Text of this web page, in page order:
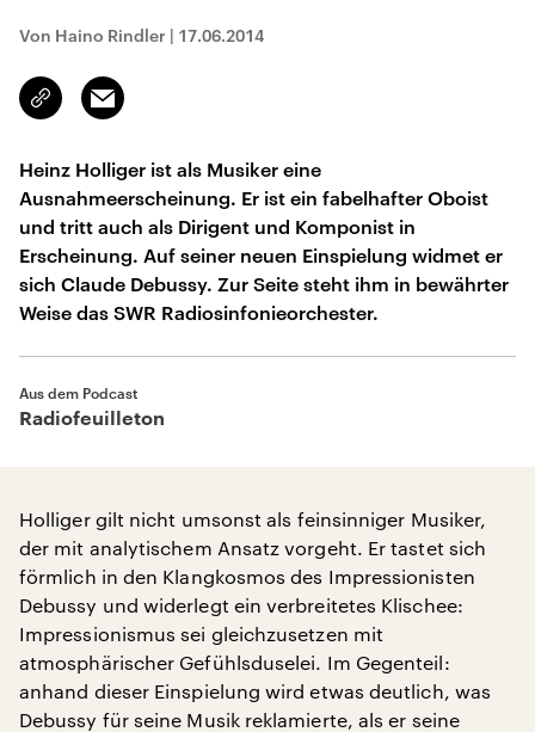
Von Haino Rindler | 17.06.2014
Link
kopieren/teilen
Email
Heinz Holliger ist als Musiker eine
Ausnahmeerscheinung. Er ist ein fabelhafter Oboist
und tritt auch als Dirigent und Komponist in
Erscheinung. Auf seiner neuen Einspielung widmet er
sich Claude Debussy. Zur Seite steht ihm in bewährter
Weise das SWR Radiosinfonieorchester.
Aus dem Podcast
Radiofeuilleton
Holliger gilt nicht umsonst als feinsinniger Musiker,
der mit analytischem Ansatz vorgeht. Er tastet sich
förmlich in den Klangkosmos des Impressionisten
Debussy und widerlegt ein verbreitetes Klischee:
Impressionismus sei gleichzusetzen mit
atmosphärischer Gefühlsduselei. Im Gegenteil:
anhand dieser Einspielung wird etwas deutlich, was
Debussy für seine Musik reklamierte, als er seine